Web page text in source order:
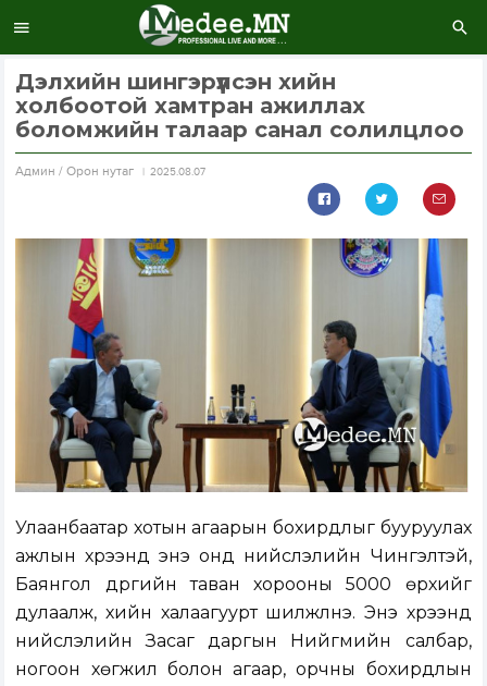
Дэлхийн шингэрүүлсэн хийн
холбоотой хамтран ажиллах
боломжийн талаар санал солилцлоо
Aдмин / Орон нутаг 2025.08.07
Улаанбаатар хотын агаарын бохирдлыг бууруулах
ажлын хүрээнд энэ онд нийслэлийн Чингэлтэй,
Баянгол дүүргийн таван хорооны 5000 өрхийг
дулаалж, хийн халаагуурт шилжүүлнэ. Энэ хүрээнд
нийслэлийн Засаг даргын Нийгмийн салбар,
ногоон хөгжил болон агаар, орчны бохирдлын